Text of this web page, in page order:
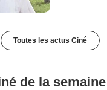
Toutes les actus Ciné
de la semaine